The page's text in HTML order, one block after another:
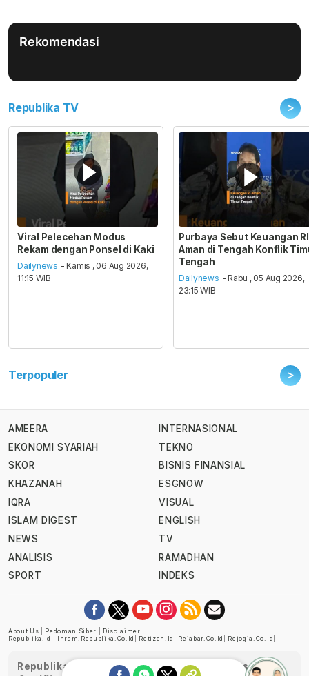
Rekomendasi
Republika TV >
Viral Pelecehan Modus
Rekam dengan Ponsel di Kaki
Dailynews - Kamis , 06 Aug 2026,
11:15 WIB
Purbaya Sebut Keuangan RI
Aman di Tengah Konflik
Tengah
Dailynews - Rabu , 05 Aug 2026,
23:15 WIB
Terpopuler >
AMEERA
EKONOMI SYARIAH
SKOR
KHAZANAH
IQRA
ISLAM DIGEST
NEWS
ANALISIS
SPORT
INTERNASIONAL
TEKNO
BISNIS FINANSIAL
ESGNOW
VISUAL
ENGLISH
TV
RAMADHAN
INDEKS
About Us Pedoman Siber
Disclaimer
Republika.id
Ihram.republika.co.id Retizen.id Rejabar.co.id Rejogja.co.id
Republika telah diverifikasi oleh Dewan Pers